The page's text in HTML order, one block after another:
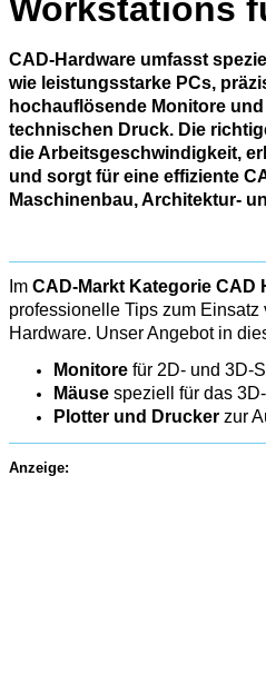
Workstations
CAD-Hardware umfasst
wie leistungsstarke PCs,
hochauflösende Monitore
technischen Druck. Die
die Arbeitsgeschwindigkeit,
und sorgt für eine effiziente
Maschinenbau, Architektur-
Im CAD-Markt Kategorie CAD
professionelle Tips zum Einsatz
Hardware. Unser Angebot in
Monitore für 2D- und 3D-
Mäuse speziell für das
Plotter und Drucker zur
Anzeige: